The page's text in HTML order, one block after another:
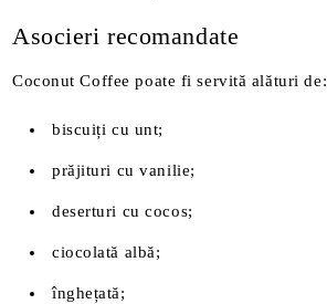
Asocieri recomandate
Coconut Coffee poate fi servită alături de:
biscuiți cu unt;
prăjituri cu vanilie;
deserturi cu cocos;
ciocolată albă;
înghețată;